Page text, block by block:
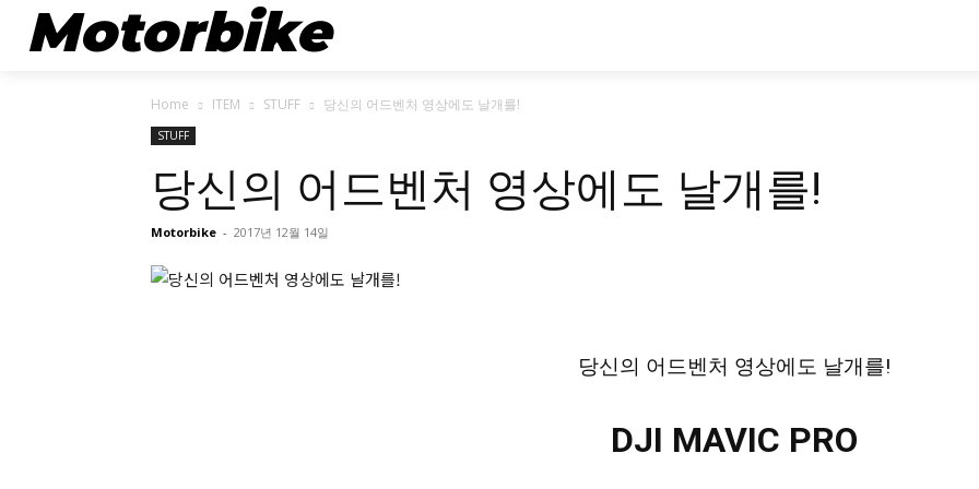
Motorbike
Home ITEM STUFF 당신의 어드벤처 영상에도 날개를!
STUFF
당신의 어드벤처 영상에도 날개를!
Motorbike - 2017년 12월 14일
당신의 어드벤처 영상에도 날개를!
DJI MAVIC PRO